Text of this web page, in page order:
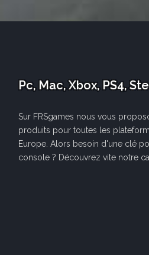
Pc, Mac, Xbox, PS4,
Sur FRSgames nous vous
produits pour toutes les
Europe. Alors besoin d'une clé
console ? Découvrez vite notre